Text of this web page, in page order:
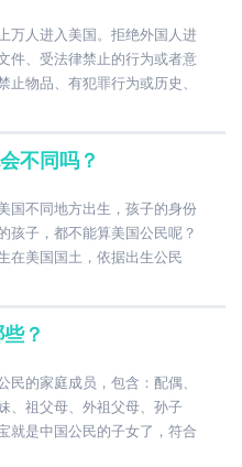
万人进入美国。拒绝外国人进
件、受法律禁止的行为或者意
止物品、有犯罪行为或历史、
不同吗？
国不同地方出生，孩子的身份
孩子，都不能算美国公民呢？
在美国国土，依据出生公民
？
民的家庭成员，包含：配偶、
、祖父母、外祖父母、孙子
就是中国公民的子女了，符合